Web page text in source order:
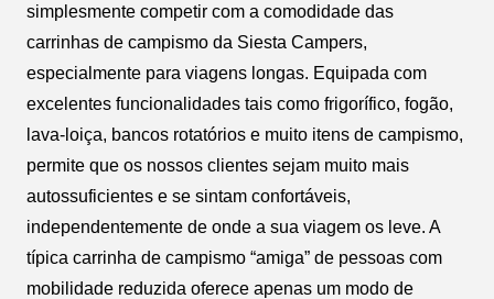
simplesmente competir com a comodidade das
carrinhas de campismo da Siesta Campers,
especialmente para viagens longas. Equipada com
excelentes funcionalidades tais como frigorífico, fogão,
lava-loiça, bancos rotatórios e muito itens de campismo,
permite que os nossos clientes sejam muito mais
autossuficientes e se sintam confortáveis,
independentemente de onde a sua viagem os leve. A
típica carrinha de campismo “amiga” de pessoas com
mobilidade reduzida oferece apenas um modo de